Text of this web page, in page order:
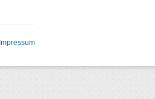
Impressum